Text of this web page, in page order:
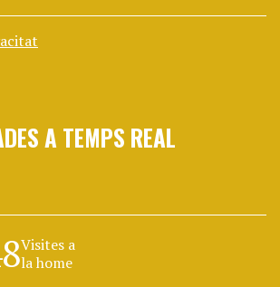
A TEMPS REAL
Visites a
la home